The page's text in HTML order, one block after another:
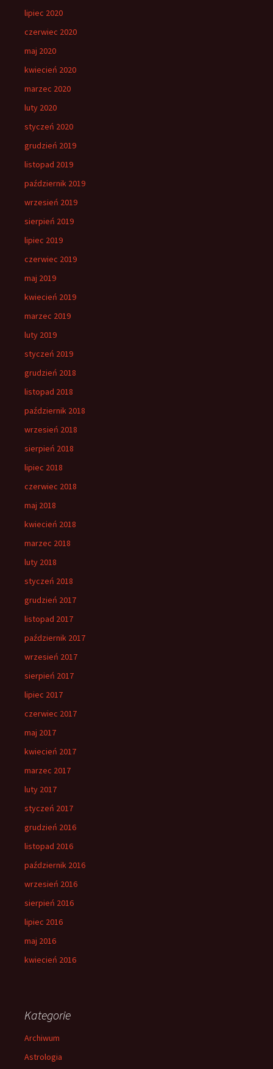
lipiec 2020
czerwiec 2020
maj 2020
kwiecień 2020
marzec 2020
luty 2020
styczeń 2020
grudzień 2019
listopad 2019
październik 2019
wrzesień 2019
sierpień 2019
lipiec 2019
czerwiec 2019
maj 2019
kwiecień 2019
marzec 2019
luty 2019
styczeń 2019
grudzień 2018
listopad 2018
październik 2018
wrzesień 2018
sierpień 2018
lipiec 2018
czerwiec 2018
maj 2018
kwiecień 2018
marzec 2018
luty 2018
styczeń 2018
grudzień 2017
listopad 2017
październik 2017
wrzesień 2017
sierpień 2017
lipiec 2017
czerwiec 2017
maj 2017
kwiecień 2017
marzec 2017
luty 2017
styczeń 2017
grudzień 2016
listopad 2016
październik 2016
wrzesień 2016
sierpień 2016
lipiec 2016
maj 2016
kwiecień 2016
Kategorie
Archiwum
Astrologia